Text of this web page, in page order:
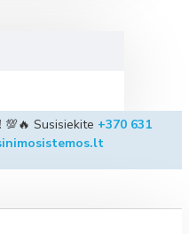
💯🔥 Susisiekite +370 631